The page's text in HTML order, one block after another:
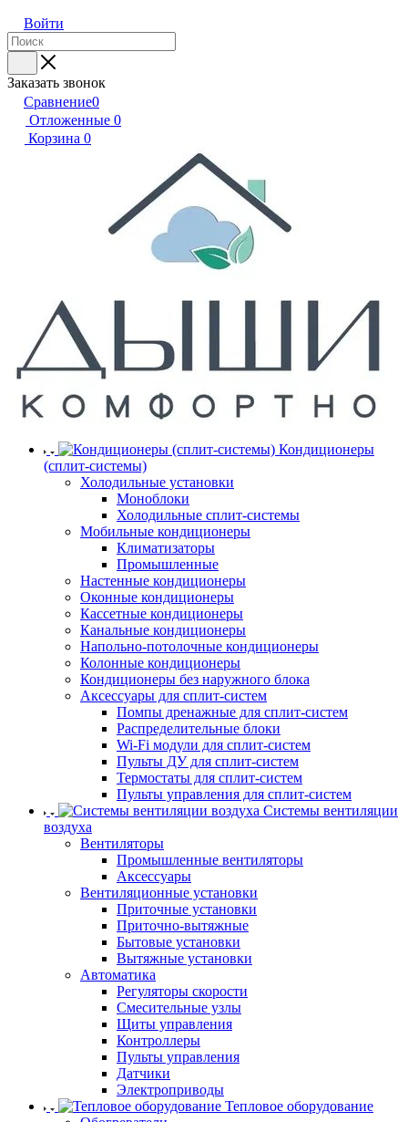
Войти
Заказать звонок
Сравнение0
Отложенные 0
Корзина 0
Кондиционеры
(сплит-системы)
Холодильные установки
Моноблоки
Холодильные сплит-системы
Мобильные кондиционеры
Климатизаторы
Промышленные
Настенные кондиционеры
Оконные кондиционеры
Кассетные кондиционеры
Канальные кондиционеры
Напольно-потолочные кондиционеры
Колонные кондиционеры
Кондиционеры без наружного блока
Аксессуары для сплит-систем
Помпы дренажные для сплит-систем
Распределительные блоки
Wi-Fi модули для сплит-систем
Пульты ДУ для сплит-систем
Термостаты для сплит-систем
Пульты управления для сплит-систем
Системы вентиляции
воздуха
Вентиляторы
Промышленные вентиляторы
Аксессуары
Вентиляционные установки
Приточные установки
Приточно-вытяжные
Бытовые установки
Вытяжные установки
Автоматика
Регуляторы скорости
Смесительные узлы
Щиты управления
Контроллеры
Пульты управления
Датчики
Электроприводы
Тепловое оборудование